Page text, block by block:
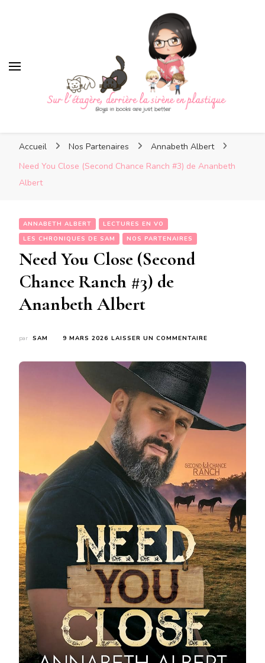
Sur l'étagère, derrière la
sirène en plastique
sirène en plastique
Accueil Nos Partenaires
Annabeth Albert
Need You Close (Second Chance Ranch #3) de Ananbeth
Albert
ANNABETH ALBERT
LECTURES EN VO
LES CHRONIQUES DE SAM
NOS PARTENAIRES
Need You Close (Second
Chance Ranch #3) de
Ananbeth Albert
par SAM 9 MARS 2026 LAISSER UN COMMENTAIRE
CLOSE
(SECOND
DE
ANANBETH